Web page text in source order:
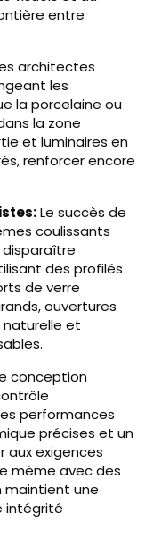
entre
architectes
les
la porcelaine ou
la zone
et luminaires en
renforcer encore
Le succès de
coulissants
des profilés
de verre
ouvertures
et
conception
performances
précises et un
aux exigences
même avec des
maintient une
intégrité